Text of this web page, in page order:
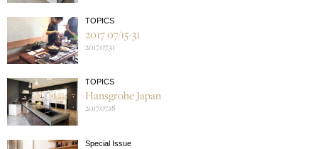
TOPICS
2017 07/15-31
2017.07.31
TOPICS
Hansgrohe Japan
2017.07.18
Special Issue